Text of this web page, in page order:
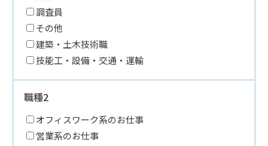
調査員
その他
建築・土木技術職
技能工・設備・交通・運輸
職種2
オフィスワーク系のお仕事
営業系のお仕事